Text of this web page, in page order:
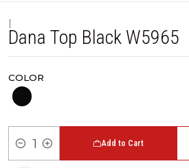
|
Dana Top Black W5965
COLOR
Quantity
Add to Cart